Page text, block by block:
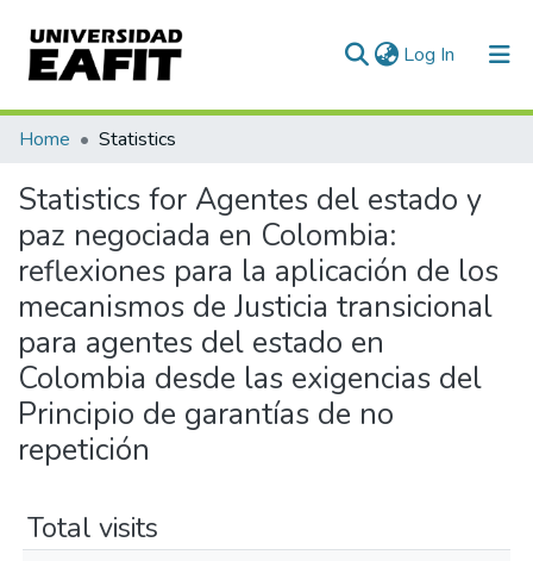
Log In (current)
Communities & Collections
All of DSpace
Home Statistics
Statistics for Agentes del estado y
paz negociada en Colombia:
reflexiones para la aplicación de los
mecanismos de Justicia transicional
para agentes del estado en
Colombia desde las exigencias del
Principio de garantías de no
repetición
Total visits